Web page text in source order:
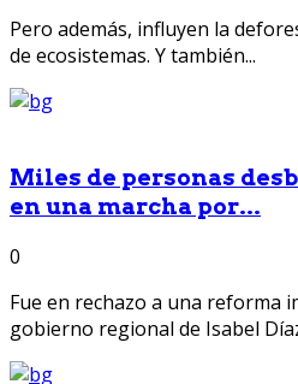
Pero además, influyen la
de ecosistemas. Y también...
Miles de personas
en una marcha por...
0
Fue en rechazo a una reforma
gobierno regional de Isabel